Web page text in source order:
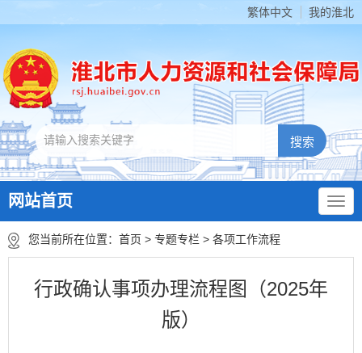
繁体中文 我的淮北
网站首页
您当前所在位置： 首页 > 专题专栏 > 各项工作流程
行政确认事项办理流程图（2025年
版）